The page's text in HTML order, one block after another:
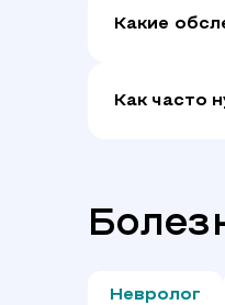
Какие
Как часто
Невролог